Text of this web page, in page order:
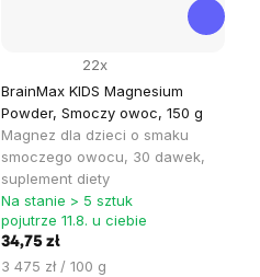
BrainMax KIDS Magnesium
Powder, Smoczy owoc, 150 g
Magnez dla dzieci o smaku
smoczego owocu, 30 dawek,
suplement diety
22x
Na stanie > 5 sztuk
pojutrze 11.8. u ciebie
34,75 zł
Cena
3 475 zł / 100 g